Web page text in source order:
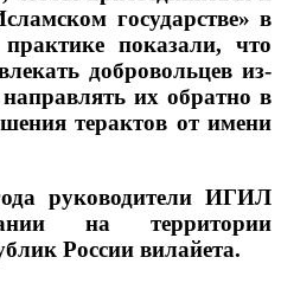
государстве» в
показали, что
добровольцев из-
их обратно в
терактов от имени
руководители ИГИЛ
на территории
России вилайета.